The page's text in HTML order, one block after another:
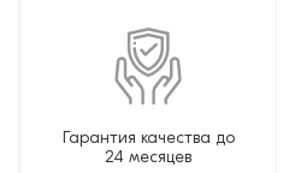
Гарантия качества до
24 месяцев